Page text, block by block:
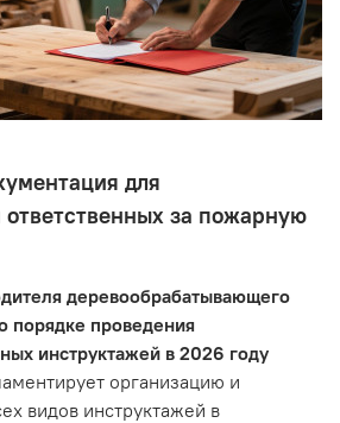
для
ответственных за пожарную
деревообрабатывающего
порядке проведения
инструктажей в 2026 году
организацию и
видов инструктажей в